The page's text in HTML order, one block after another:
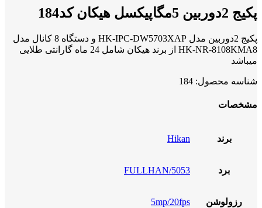
پکیج 2دوربین 5مگاپیکسل هیکان کد184
پکیج 2دوربین مدل HK-IPC-DW5703XAP و دستگاه 8 کانال مدل
HK-NR-8108KMA8 از برند هیکان شامل 24 ماه گارانتی طلایی
میباشد
شناسه محصول: 184
مشخصات
برند Hikan
برد FULLHAN/5053
رزولوشن 5mp/20fps